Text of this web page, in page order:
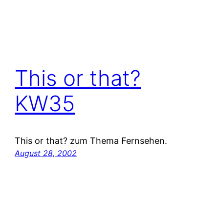
This or that?
KW35
This or that? zum Thema Fernsehen.
August 28, 2002